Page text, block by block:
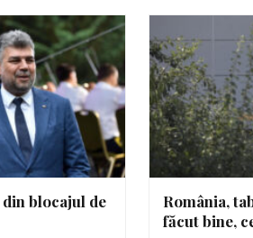
din blocajul de
România,
făcut bine,